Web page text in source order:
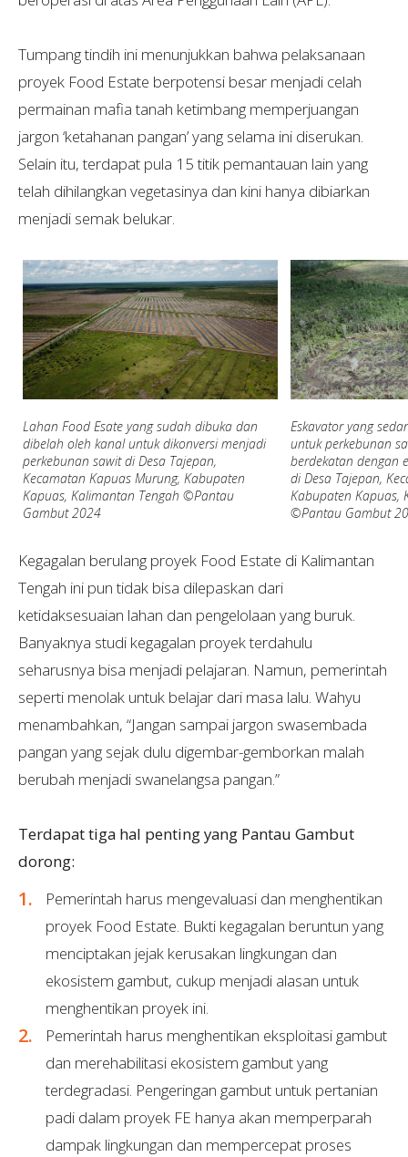
Tumpang tindih ini menunjukkan bahwa pelaksanaan
proyek Food Estate berpotensi besar menjadi celah
permainan mafia tanah ketimbang memperjuangan
jargon ‘ketahanan pangan’ yang selama ini diserukan.
Selain itu, terdapat pula 15 titik pemantauan lain yang
telah dihilangkan vegetasinya dan kini hanya dibiarkan
menjadi semak belukar.
Lahan Food Esate yang sudah dibuka dan
dibelah oleh kanal untuk dikonversi menjadi
perkebunan sawit di Desa Tajepan,
Kecamatan Kapuas Murung, Kabupaten
Kapuas, Kalimantan Tengah ©Pantau
Gambut 2024
Eskavator yang
untuk perkebunan
berdekatan dengan
di Desa Tajepan,
Kabupaten Kapuas,
©Pantau Gambut
Kegagalan berulang proyek Food Estate di Kalimantan
Tengah ini pun tidak bisa dilepaskan dari
ketidaksesuaian lahan dan pengelolaan yang buruk.
Banyaknya studi kegagalan proyek terdahulu
seharusnya bisa menjadi pelajaran. Namun, pemerintah
seperti menolak untuk belajar dari masa lalu. Wahyu
menambahkan, “Jangan sampai jargon swasembada
pangan yang sejak dulu digembar-gemborkan malah
berubah menjadi swanelangsa pangan.”
Terdapat tiga hal penting yang Pantau Gambut
dorong:
Pemerintah harus mengevaluasi dan menghentikan
proyek Food Estate. Bukti kegagalan beruntun yang
menciptakan jejak kerusakan lingkungan dan
ekosistem gambut, cukup menjadi alasan untuk
menghentikan proyek ini.
Pemerintah harus menghentikan eksploitasi gambut
dan merehabilitasi ekosistem gambut yang
terdegradasi. Pengeringan gambut untuk pertanian
padi dalam proyek FE hanya akan memperparah
dampak lingkungan dan mempercepat proses